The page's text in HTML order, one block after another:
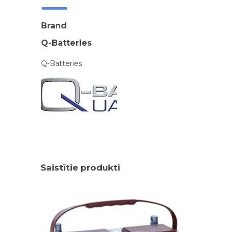
Brand
Q-Batteries
Q-Batteries
Saistītie produkti